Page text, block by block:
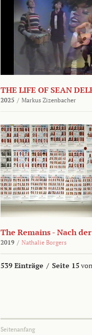
THE LIFE OF SEAN
2025 / Markus Zizenbacher
The Remains - Nach
2019 / Nathalie Borgers
539 Einträge / Seite 15
Seitenanfang